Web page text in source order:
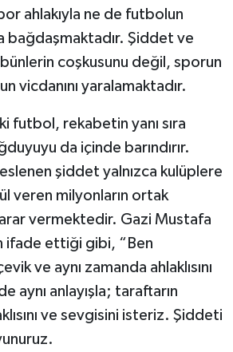
ahlakıyla ne de futbolun
bağdaşmaktadır. Şiddet ve
coşkusunu değil, sporun
vicdanını yaralamaktadır.
futbol, rekabetin yanı sıra
da içinde barındırır.
şiddet yalnızca kulüplere
veren milyonların ortak
vermektedir. Gazi Mustafa
ifade ettiği gibi, “Ben
ve aynı zamanda ahlaklısını
aynı anlayışla; taraftarın
ve sevgisini isteriz. Şiddeti